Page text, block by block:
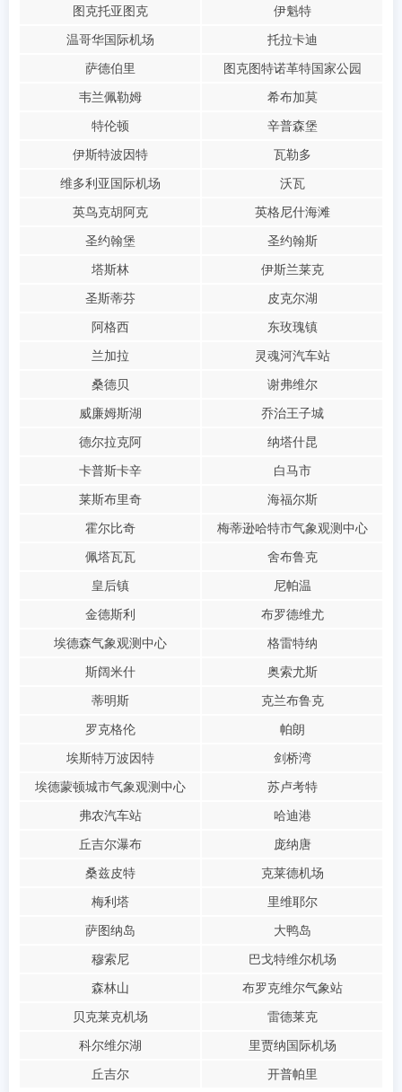
图克托亚图克
伊魁特
温哥华国际机场
托拉卡迪
萨德伯里
图克图特诺革特国家公园
韦兰佩勒姆
希布加莫
特伦顿
辛普森堡
伊斯特波因特
瓦勒多
维多利亚国际机场
沃瓦
英鸟克胡阿克
英格尼什海滩
圣约翰堡
圣约翰斯
塔斯林
伊斯兰莱克
圣斯蒂芬
皮克尔湖
阿格西
东玫瑰镇
兰加拉
灵魂河汽车站
桑德贝
谢弗维尔
威廉姆斯湖
乔治王子城
德尔拉克阿
纳塔什昆
卡普斯卡辛
白马市
莱斯布里奇
海福尔斯
霍尔比奇
梅蒂逊哈特市气象观测中心
佩塔瓦瓦
舍布鲁克
皇后镇
尼帕温
金德斯利
布罗德维尤
埃德森气象观测中心
格雷特纳
斯阔米什
奥索尤斯
蒂明斯
克兰布鲁克
罗克格伦
帕朗
埃斯特万波因特
剑桥湾
埃德蒙顿城市气象观测中心
苏卢考特
弗农汽车站
哈迪港
丘吉尔瀑布
庞纳唐
桑兹皮特
克莱德机场
梅利塔
里维耶尔
萨图纳岛
大鸭岛
穆索尼
巴戈特维尔机场
森林山
布罗克维尔气象站
贝克莱克机场
雷德莱克
科尔维尔湖
里贾纳国际机场
丘吉尔
开普帕里